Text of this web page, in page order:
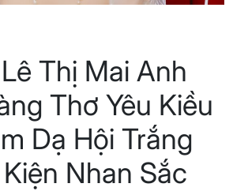
Thị Mai Anh
Thơ Yêu Kiều
Dạ Hội Trắng
Nhan Sắc